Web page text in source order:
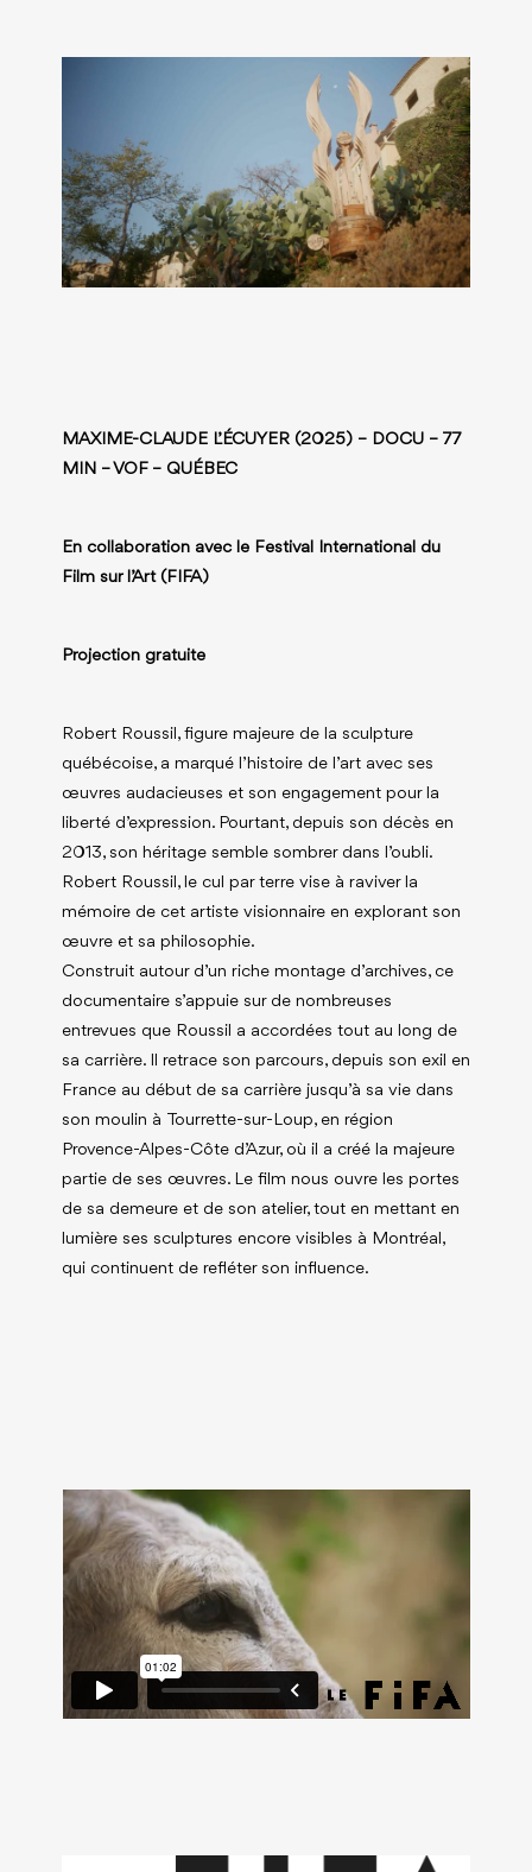
MAXIME-CLAUDE L’ÉCUYER (2025) – DOCU – 77
MIN – VOF – QUÉBEC
En collaboration avec le Festival International du
Film sur l’Art (FIFA)
Projection gratuite
Robert Roussil, figure majeure de la sculpture
québécoise, a marqué l’histoire de l’art avec ses
œuvres audacieuses et son engagement pour la
liberté d’expression. Pourtant, depuis son décès en
2013, son héritage semble sombrer dans l’oubli.
Robert Roussil, le cul par terrevise à raviver la
mémoire de cet artiste visionnaire en explorant son
œuvre et sa philosophie.
Construit autour d’un riche montage d’archives, ce
documentaire s’appuie sur de nombreuses
entrevues que Roussil a accordées tout au long de
sa carrière. Il retrace son parcours, depuis son exil en
France au début de sa carrière jusqu’à sa vie dans
son moulin à Tourrette-sur-Loup, en région
Provence-Alpes-Côte d’Azur, où il a créé la majeure
partie de ses œuvres. Le film nous ouvre les portes
de sa demeure et de son atelier, tout en mettant en
lumière ses sculptures encore visibles à Montréal,
qui continuent de refléter son influence.